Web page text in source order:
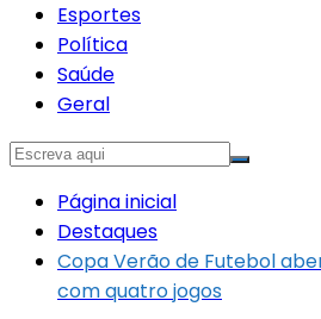
Esportes
Política
Saúde
Geral
Página inicial
Destaques
Copa Verão de Futebol
com quatro jogos